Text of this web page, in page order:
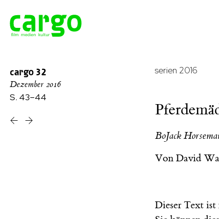
cargo 32
Dezember 2016
S. 43–44
serien 2016
BoJack
Von David
Dieser Text ist